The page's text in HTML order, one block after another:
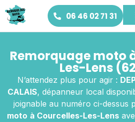
06 46 02 71 31
Remorquage moto
Les-Lens
N’attendez plus pour agir :
CALAIS, dépanneur local
joignable au numéro ci-dessus
moto à Courcelles-Les-Lens